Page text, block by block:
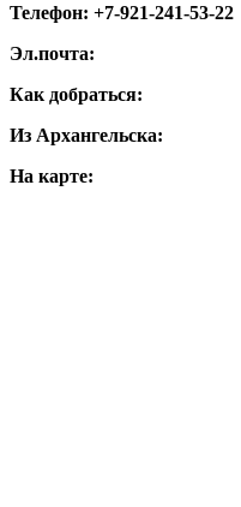
Телефон: +7-921-241-53-22
Эл.почта:
Как добраться:
Из Архангельска:
На карте: